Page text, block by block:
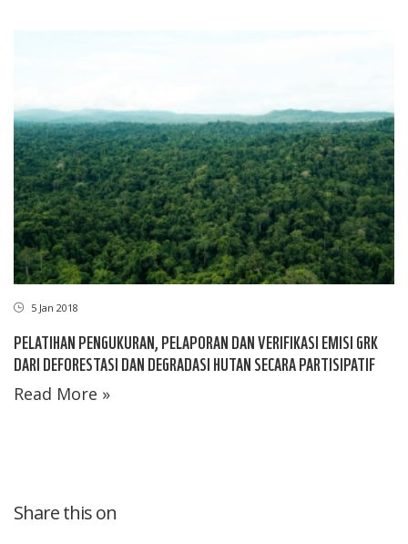
5 Jan 2018
PELATIHAN PENGUKURAN, PELAPORAN DAN VERIFIKASI EMISI GRK
DARI DEFORESTASI DAN DEGRADASI HUTAN SECARA PARTISIPATIF
Read More »
Share this on